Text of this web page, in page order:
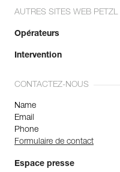
AUTRES SITES WEB PETZL
Opérateurs
Intervention
CONTACTEZ-NOUS
Name
Email
Phone
Formulaire de contact
Espace presse